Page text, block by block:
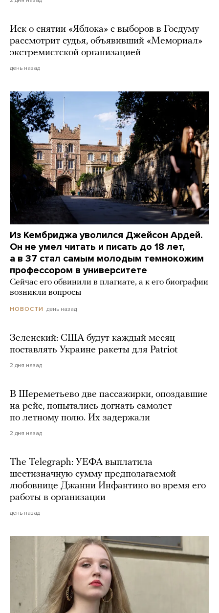
Иск о снятии «Яблока» с выборов в Госдуму
рассмотрит судья, объявивший «Мемориал»
экстремистской организацией
день назад
Из Кембриджа уволился Джейсон Ардей.
Он не умел читать и писать до 18 лет,
а в 37 стал самым молодым темнокожим
профессором в университете
Сейчас его обвинили в плагиате, а к его биографии
возникли вопросы
НОВОСТИ день назад
Зеленский: США будут каждый месяц
поставлять Украине ракеты для Patriot
2 дня назад
В Шереметьево две пассажирки, опоздавшие
на рейс, попытались догнать самолет
по летному полю. Их задержали
2 дня назад
The Telegraph: УЕФА выплатила
шестизначную сумму предполагаемой
любовнице Джанни Инфантино во время его
работы в организации
день назад